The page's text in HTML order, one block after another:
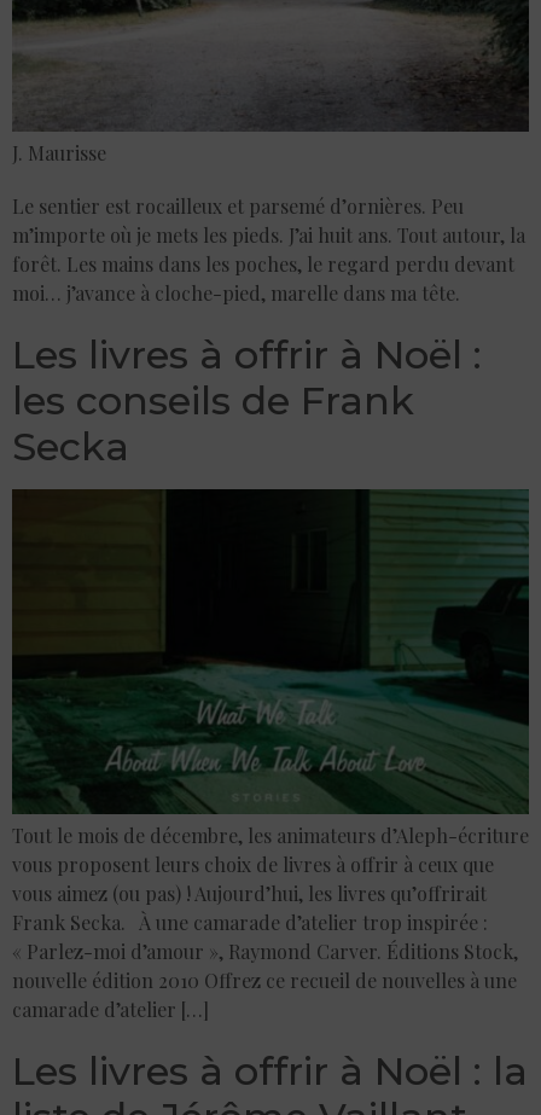
J. Maurisse
Le sentier est rocailleux et parsemé d’ornières. Peu
m’importe où je mets les pieds. J’ai huit ans. Tout autour, la
forêt. Les mains dans les poches, le regard perdu devant
moi… j’avance à cloche-pied, marelle dans ma tête.
Les livres à offrir à Noël :
les conseils de Frank
Secka
Tout le mois de décembre, les animateurs d’Aleph-écriture
vous proposent leurs choix de livres à offrir à ceux que
vous aimez (ou pas) ! Aujourd’hui, les livres qu’offrirait
Frank Secka. À une camarade d’atelier trop inspirée :
« Parlez-moi d’amour », Raymond Carver. Éditions Stock,
nouvelle édition 2010 Offrez ce recueil de nouvelles à une
camarade d’atelier […]
Les livres à offrir à Noël : la